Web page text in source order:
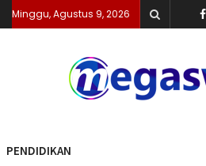
Minggu, Agustus 9, 2026
PENDIDIKAN